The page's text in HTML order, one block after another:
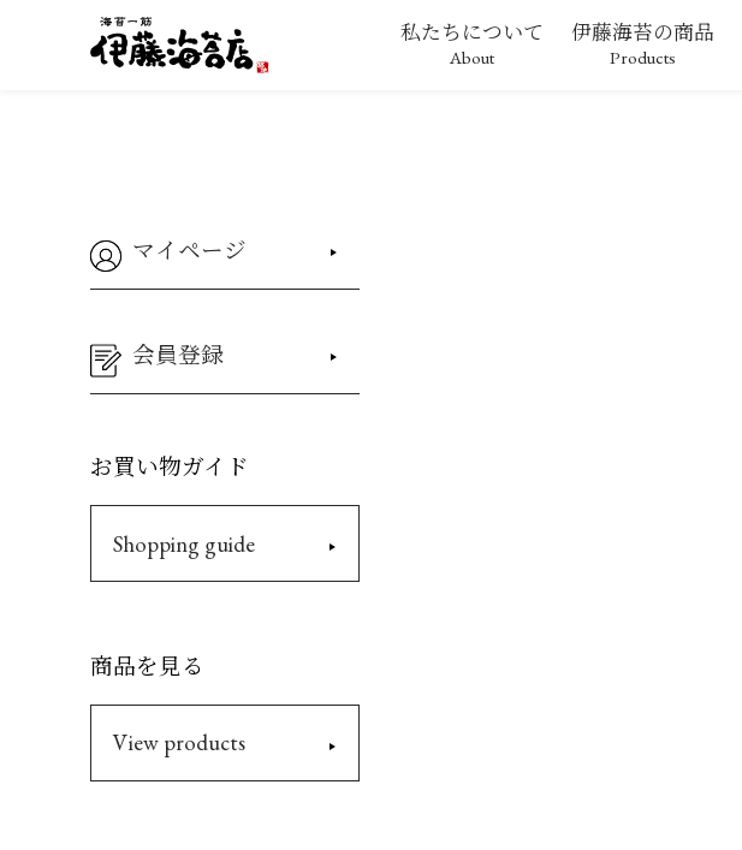
私たちについて
About
伊藤海苔の商品
Products
マイページ
会員登録
お買い物ガイド
Shopping guide
商品を見る
View products